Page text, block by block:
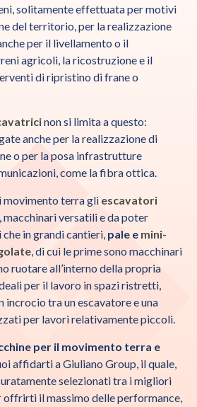
solitamente effettuata per motivi
del territorio, per la realizzazione
per il livellamento o il
agricoli, la ricostruzione e il
di ripristino di frane o
non si limita a questo:
anche per la realizzazione di
o per la posa infrastrutture
come la fibra ottica.
movimento terra gliescavatori
macchinari versatili e da poter
in grandi cantieri, pale e mini-
, di cui le prime sono macchinari
ruotare all’interno della propria
per il lavoro in spazi ristretti,
incrocio tra un escavatore e una
per lavori relativamente piccoli.
per il movimento terra e
affidarti a Giuliano Group, il quale,
selezionati tra i migliori
offrirti il massimo delle performance,